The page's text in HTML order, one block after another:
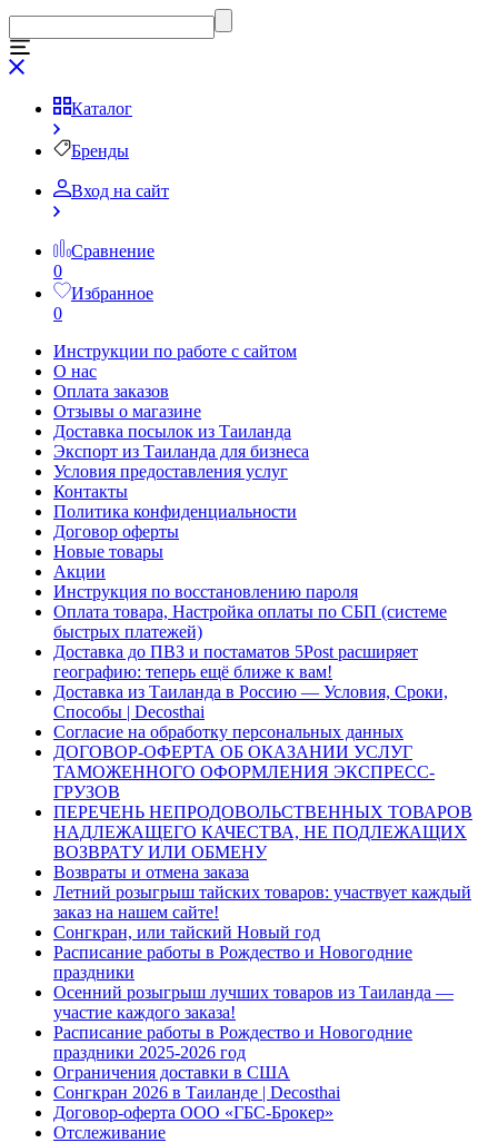
Каталог
Бренды
Вход на сайт
Сравнение
0
Избранное
0
Инструкции по работе с сайтом
О нас
Оплата заказов
Отзывы о магазине
Доставка посылок из Таиланда
Экспорт из Таиланда для бизнеса
Условия предоставления услуг
Контакты
Политика конфиденциальности
Договор оферты
Новые товары
Акции
Инструкция по восстановлению пароля
Оплата товара, Настройка оплаты по СБП (системе
быстрых платежей)
Доставка до ПВЗ и постаматов 5Post расширяет
географию: теперь ещё ближе к вам!
Доставка из Таиланда в Россию — Условия, Сроки,
Способы | Decosthai
Согласие на обработку персональных данных
ДОГОВОР-ОФЕРТА ОБ ОКАЗАНИИ УСЛУГ
ТАМОЖЕННОГО ОФОРМЛЕНИЯ ЭКСПРЕСС-
ГРУЗОВ
ПЕРЕЧЕНЬ НЕПРОДОВОЛЬСТВЕННЫХ ТОВАРОВ
НАДЛЕЖАЩЕГО КАЧЕСТВА, НЕ ПОДЛЕЖАЩИХ
ВОЗВРАТУ ИЛИ ОБМЕНУ
Возвраты и отмена заказа
Летний розыгрыш тайских товаров: участвует каждый
заказ на нашем сайте!
Сонгкран, или тайский Новый год
Расписание работы в Рождество и Новогодние
праздники
Осенний розыгрыш лучших товаров из Таиланда —
участие каждого заказа!
Расписание работы в Рождество и Новогодние
праздники 2025-2026 год
Ограничения доставки в США
Сонгкран 2026 в Таиланде | Decosthai
Договор-оферта ООО «ГБС-Брокер»
Отслеживание